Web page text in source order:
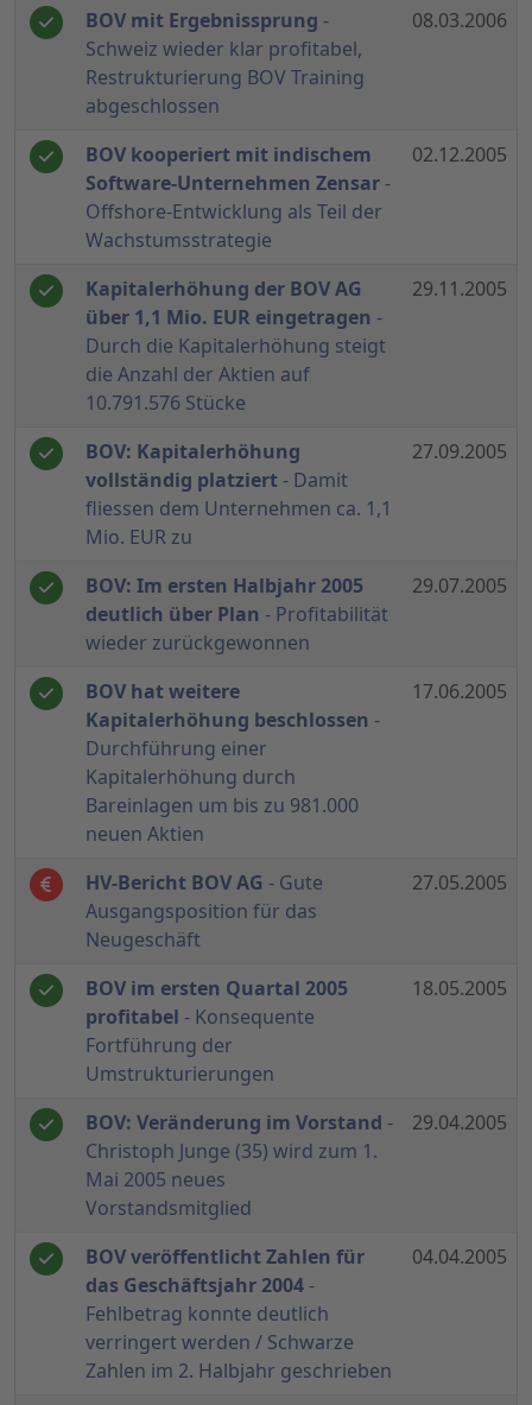
BOV mit Ergebnissprung -
Schweiz wieder klar profitabel,
Restrukturierung BOV Training
abgeschlossen
08.03.2006
BOV kooperiert mit indischem
Software-Unternehmen Zensar-
Offshore-Entwicklung als Teil der
Wachstumsstrategie
02.12.2005
Kapitalerhöhung der BOV AG
über 1,1 Mio. EUR eingetragen -
Durch die Kapitalerhöhung steigt
die Anzahl der Aktien auf
10.791.576 Stücke
29.11.2005
BOV: Kapitalerhöhung
vollständig platziert- Damit
fliessen dem Unternehmen ca. 1,1
Mio. EUR zu
27.09.2005
BOV: Im ersten Halbjahr 2005
deutlich über Plan - Profitabilität
wieder zurückgewonnen
29.07.2005
BOV hat weitere
Kapitalerhöhung beschlossen -
Durchführung einer
Kapitalerhöhung durch
Bareinlagen um bis zu 981.000
neuen Aktien
17.06.2005
HV-Bericht BOV AG - Gute
Ausgangsposition für das
Neugeschäft
27.05.2005
BOV im ersten Quartal 2005
profitabel - Konsequente
Fortführung der
Umstrukturierungen
18.05.2005
BOV: Veränderung im Vorstand -
Christoph Junge (35) wird zum 1.
Mai 2005 neues
Vorstandsmitglied
29.04.2005
BOV veröffentlicht Zahlen für
das Geschäftsjahr 2004-
Fehlbetrag konnte deutlich
verringert werden / Schwarze
Zahlen im 2. Halbjahr geschrieben
04.04.2005